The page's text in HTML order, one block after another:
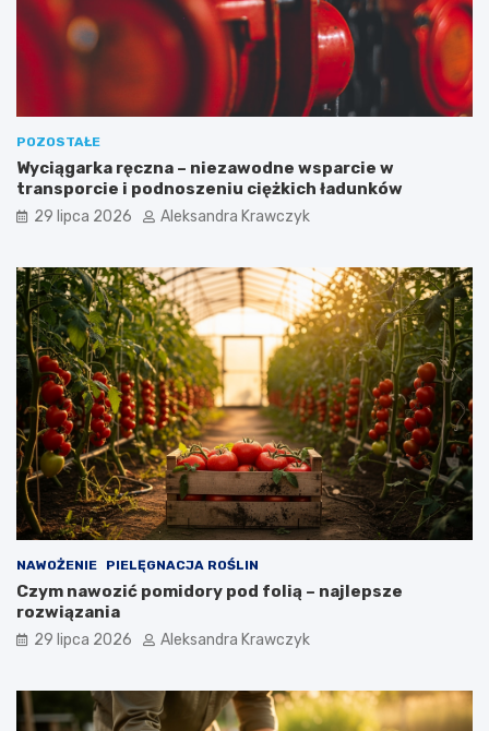
POZOSTAŁE
Wyciągarka ręczna – niezawodne wsparcie w
transporcie i podnoszeniu ciężkich ładunków
29 lipca 2026 Aleksandra Krawczyk
NAWOŻENIE PIELĘGNACJA ROŚLIN
Czym nawozić pomidory pod folią – najlepsze
rozwiązania
29 lipca 2026 Aleksandra Krawczyk